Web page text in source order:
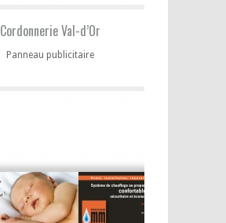
Cordonnerie Val-d’Or
Panneau publicitaire